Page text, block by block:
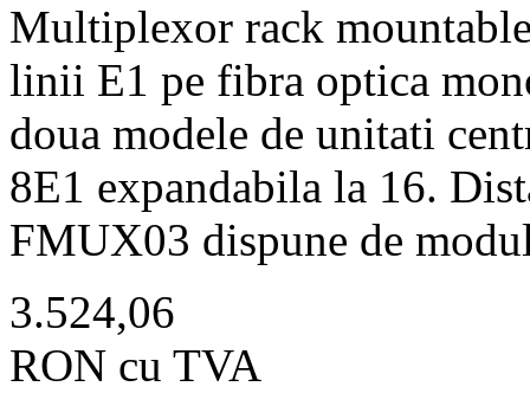
Multiplexor rack
linii E1 pe fibra optica
doua modele de unitati
8E1 expandabila la 16.
FMUX03 dispune de
3.524,06
RON cu TVA